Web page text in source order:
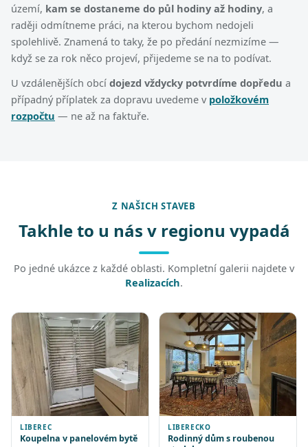
území, kam se dostaneme do půl hodiny až hodiny, a
raději odmítneme práci, na kterou bychom nedojeli
spolehlivě. Znamená to taky, že po předání nezmizíme —
když se za rok něco projeví, přijedeme se na to podívat.
U vzdálenějších obcí dojezd vždycky potvrdíme dopředu a
případný příplatek za dopravu uvedeme v položkovém
rozpočtu — ne až na faktuře.
Z NAŠICH STAVEB
Takhle to u nás v regionu vypadá
Po jedné ukázce z každé oblasti. Kompletní galerii najdete v
Realizacích.
LIBEREC
Koupelna v panelovém bytě
LIBERECKO
Rodinný dům s roubenou